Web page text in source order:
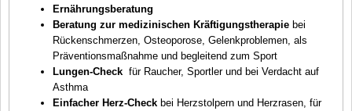
Ernährungsberatung
Beratung zur medizinischen Kräftigungstherapie bei
Rückenschmerzen, Osteoporose, Gelenkproblemen, als
Präventionsmaßnahme und begleitend zum Sport
Lungen-Check für Raucher, Sportler und bei Verdacht auf
Asthma
Einfacher Herz-Check bei Herzstolpern und Herzrasen, für